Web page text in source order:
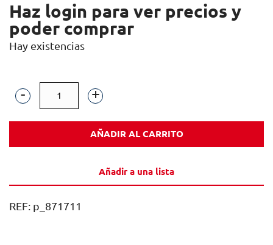
Haz login para ver precios y
poder comprar
Hay existencias
GINEBRA
BOMBAY
cantidad
AÑADIR AL CARRITO
Añadir a una lista
REF: p_871711